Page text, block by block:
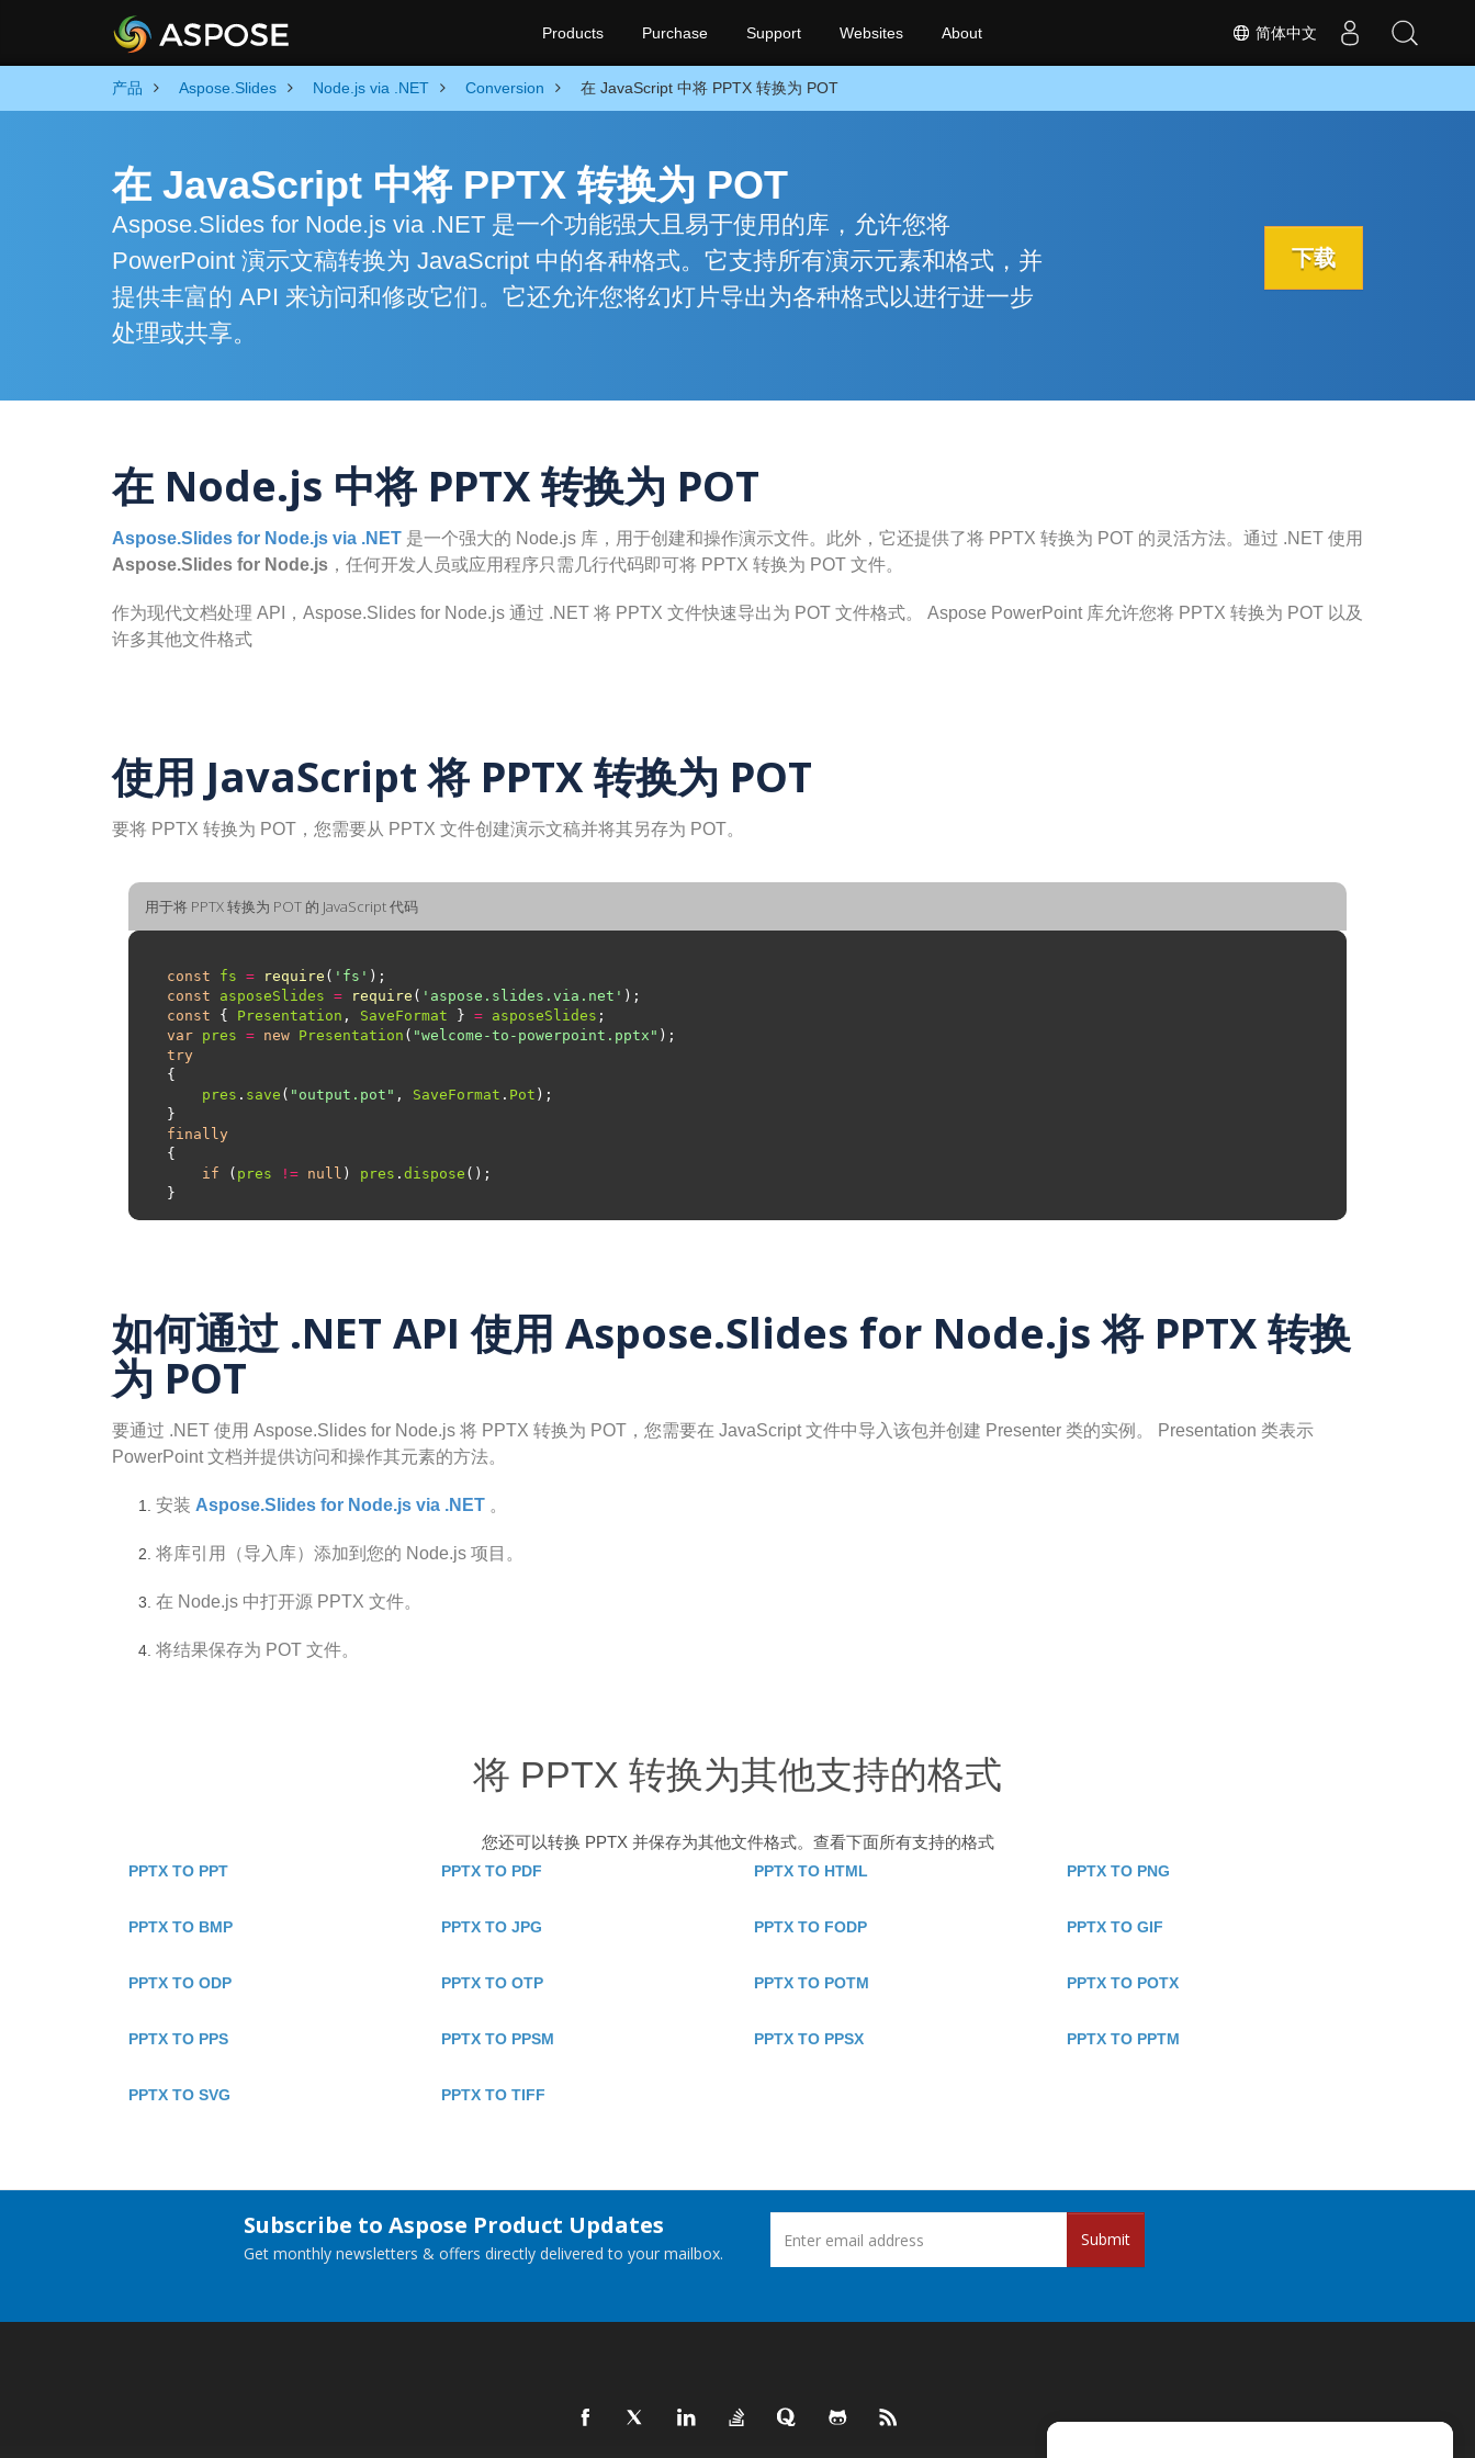
简体中文
Products Purchase Support Websites About
产品 Aspose.Slides Node.js via .NET Conversion 在 JavaScript 中将 PPTX 转换为 POT
在 JavaScript 中将 PPTX 转换为 POT
Aspose.Slides for Node.js via .NET 是一个功能强大且易于使用的库，允许您将
PowerPoint 演示文稿转换为 JavaScript 中的各种格式。它支持所有演示元素和格式，并
提供丰富的 API 来访问和修改它们。它还允许您将幻灯片导出为各种格式以进行进一步
处理或共享。
下载
在 Node.js 中将 PPTX 转换为 POT
Aspose.Slides for Node.js via .NET 是一个强大的 Node.js 库，用于创建和操作演示文件。此外，它还提供了将 PPTX 转换为 POT 的灵活方法。通过 .NET 使用
Aspose.Slides for Node.js ，任何开发人员或应用程序只需几行代码即可将 PPTX 转换为 POT 文件。
作为现代文档处理 API，Aspose.Slides for Node.js 通过 .NET 将 PPTX 文件快速导出为 POT 文件格式。 Aspose PowerPoint 库允许您将 PPTX 转换为 POT 以及
许多其他文件格式
使用 JavaScript 将 PPTX 转换为 POT
要将 PPTX 转换为 POT，您需要从 PPTX 文件创建演示文稿并将其另存为 POT。
用于将 PPTX 转换为 POT 的 JavaScript 代码
const fs = require ( 'fs'
const
asposeSlides = require ( 'aspose.slides.via.net'
const { Presentation , SaveFormat } = asposeSlides
var pres = new Presentation ( "welcome-to-powerpoint.pptx"
try
pres . save ( "output.pot" , SaveFormat . Pot
finally
if ( pres != null ) pres . dispose
如何通过 .NET API 使用 Aspose.Slides for Node.js 将 PPTX 转换
为 POT
要通过 .NET 使用 Aspose.Slides for Node.js 将 PPTX 转换为 POT，您需要在 JavaScript 文件中导入该包并创建 Presenter 类的实例。 Presentation 类表示
PowerPoint 文档并提供访问和操作其元素的方法。
安装 Aspose.Slides for Node.js via .NET 。
将库引用（导入库）添加到您的 Node.js 项目。
在 Node.js 中打开源 PPTX 文件。
将结果保存为 POT 文件。
将 PPTX 转换为其他支持的格式
您还可以转换 PPTX 并保存为其他文件格式。查看下面所有支持的格式
PPTX TO PPT PPTX TO PDF PPTX TO HTML PPTX TO PNG
PPTX TO BMP PPTX TO JPG PPTX TO FODP PPTX TO GIF
PPTX TO ODP PPTX TO OTP PPTX TO POTM PPTX TO POTX
PPTX TO PPS PPTX TO PPSM PPTX TO PPSX PPTX TO PPTM
PPTX TO SVG PPTX TO TIFF
Subscribe to Aspose Product Updates
Get monthly newsletters & offers directly delivered to your mailbox.
Submit